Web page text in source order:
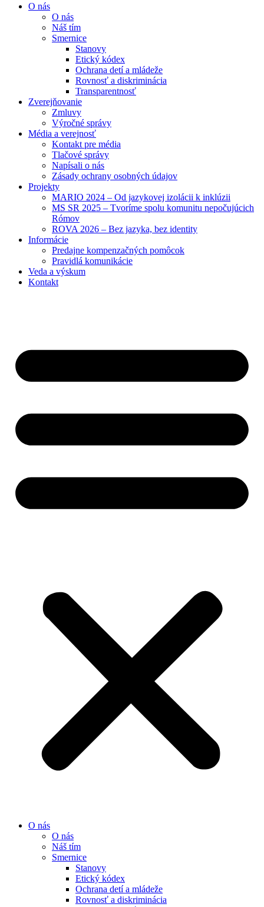
O nás
O nás
Náš tím
Smernice
Stanovy
Etický kódex
Ochrana detí a mládeže
Rovnosť a diskriminácia
Transparentnosť
Zverejňovanie
Zmluvy
Výročné správy
Média a verejnosť
Kontakt pre média
Tlačové správy
Napísali o nás
Zásady ochrany osobných údajov
Projekty
MARIO 2024 – Od jazykovej izolácii k inklúzii
MS SR 2025 – Tvoríme spolu komunitu nepočujúcich
Rómov
ROVA 2026 – Bez jazyka, bez identity
Informácie
Predajne kompenzačných pomôcok
Pravidlá komunikácie
Veda a výskum
Kontakt
O nás
O nás
Náš tím
Smernice
Stanovy
Etický kódex
Ochrana detí a mládeže
Rovnosť a diskriminácia